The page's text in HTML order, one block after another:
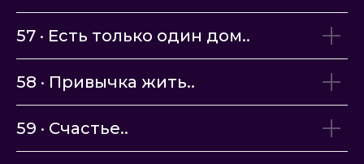
57 · Есть только один дом..
58 · Привычка жить..
59 · Счастье..